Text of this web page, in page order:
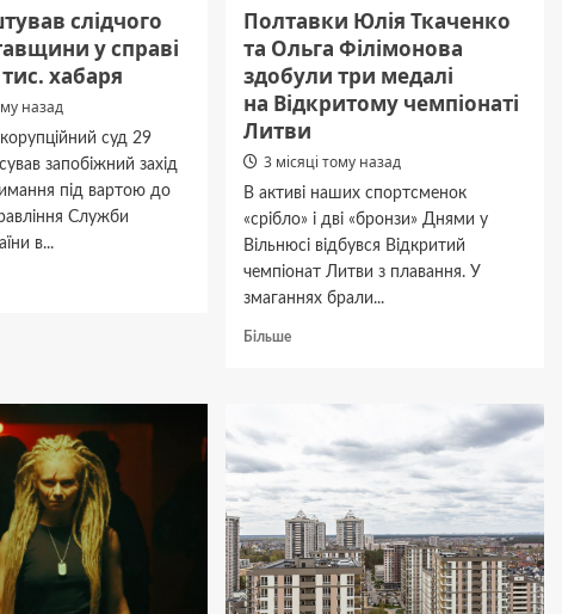
слідчого
у справі
хабаря
назад
суд 29
запобіжний захід
під вартою до
Служби
в...
Полтавки Юлія Ткаченко
та Ольга Філімонова
здобули три медалі
на Відкритому чемпіонаті
Литви
3 місяці тому назад
В активі наших спортсменок
«срібло» і дві «бронзи» Днями у
Вільнюсі відбувся Відкритий
чемпіонат Литви з плавання. У
змаганнях брали...
БільшеДокладніше
та Ольга
здобули
три
медалі
на Відкритому
чемпіонаті
Литви